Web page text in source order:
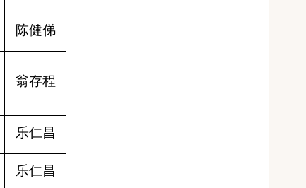
陈健俤
翁存程
乐仁昌
乐仁昌